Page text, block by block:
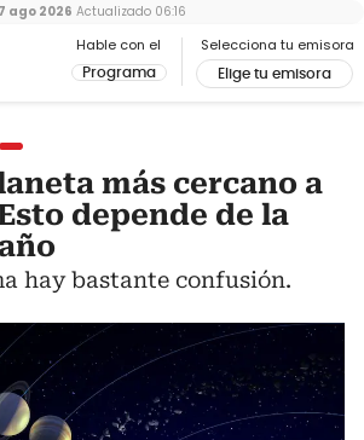
Hable con el
Programa
Selecciona tu emisora
Elige tu emisora
ago 2026 Actualizado 06:16
más cercano a
depende de la
hay bastante confusión.